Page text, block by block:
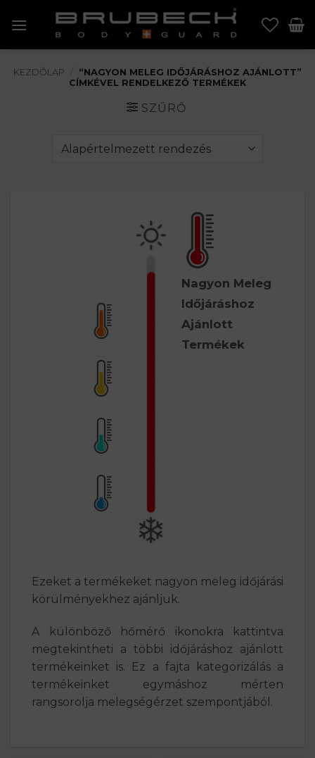
KEZDŐLAP
“NAGYON MELEG IDŐJÁRÁSHOZ AJÁNLOTT”
CÍMKÉVEL RENDELKEZŐ TERMÉKEK
SZŰRŐ
Nagyon Meleg
Időjáráshoz
Ajánlott
Termékek
Ezeket a termékeket nagyon meleg időjárási
körülményekhez ajánljuk.
A különböző hőmérő ikonokra kattintva
megtekintheti a többi időjáráshoz ajánlott
termékeinket is. Ez a fajta kategorizálás a
termékeinket egymáshoz mérten
rangsorolja melegségérzet szempontjából.